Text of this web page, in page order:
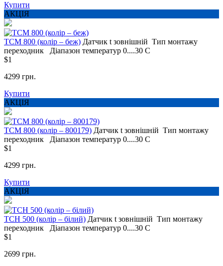
Купити
АКЦІЯ
ТСМ 800 (колір – беж) Датчик t зовнішній Тип монтажу
переходник
Діапазон температур 0....30 С
$1
4299 грн.
Купити
АКЦІЯ
ТСМ 800 (колір – 800179) Датчик t зовнішній Тип монтажу
переходник
Діапазон температур 0....30 С
$1
4299 грн.
Купити
АКЦІЯ
TCH 500 (колір – білий) Датчик t зовнішній Тип монтажу
переходник
Діапазон температур 0....30 С
$1
2699 грн.